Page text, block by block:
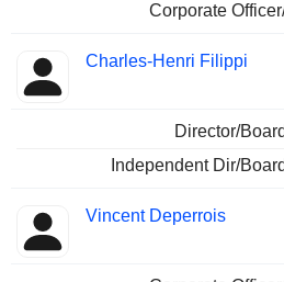
Corporate
Charles-Henri Filippi
Director/
Independent Dir/
Vincent Deperrois